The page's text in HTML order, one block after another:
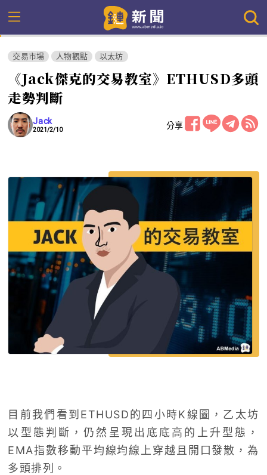
交易市場 人物觀點 以太坊
《Jack傑克的交易教室》ETHUSD多頭
走勢判斷
Jack
2021/2/10 分享
目前我們看到ETHUSD的四小時K線圖，乙太坊
以型態判斷，仍然呈現出底底高的上升型態，
EMA指數移動平均線均線上穿越且開口發散，為
多頭排列。